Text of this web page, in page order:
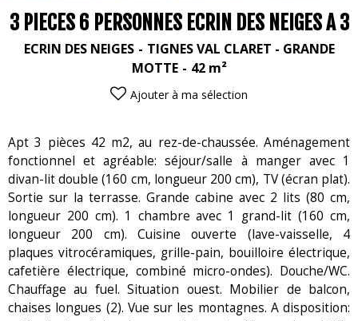
3 PIECES 6 PERSONNES ECRIN DES NEIGES A 3
ECRIN DES NEIGES
TIGNES VAL CLARET - GRANDE
MOTTE
42 m²
Ajouter à ma sélection
Apt 3 pièces 42 m2, au rez-de-chaussée. Aménagement
fonctionnel et agréable: séjour/salle à manger avec 1
divan-lit double (160 cm, longueur 200 cm), TV (écran plat).
Sortie sur la terrasse. Grande cabine avec 2 lits (80 cm,
longueur 200 cm). 1 chambre avec 1 grand-lit (160 cm,
longueur 200 cm). Cuisine ouverte (lave-vaisselle, 4
plaques vitrocéramiques, grille-pain, bouilloire électrique,
cafetière électrique, combiné micro-ondes). Douche/WC.
Chauffage au fuel. Situation ouest. Mobilier de balcon,
chaises longues (2). Vue sur les montagnes. A disposition: